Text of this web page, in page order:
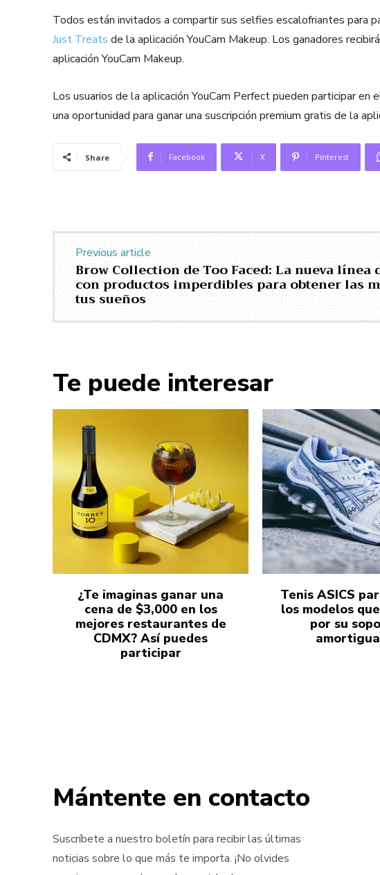
Todos están invitados a compartir sus selfies escalofriantes para
Just Treats de la aplicación YouCam Makeup. Los ganadores
aplicación YouCam Makeup.
Los usuarios de la aplicación YouCam Perfect pueden participar en
una oportunidad para ganar una suscripción premium gratis de la
Share Facebook X Pinterest
Previous article
Brow Collection de Too Faced: La nueva línea
con productos imperdibles para obtener las
tus sueños
Te puede interesar
¿Te imaginas ganar una
cena de $3,000 en los
mejores restaurantes de
CDMX? Así puedes
participar
Tenis ASICS
los modelos
por su
Mántente en contacto
Suscríbete a nuestro boletín para recibir las últimas
noticias sobre lo que más te importa. ¡No olvides